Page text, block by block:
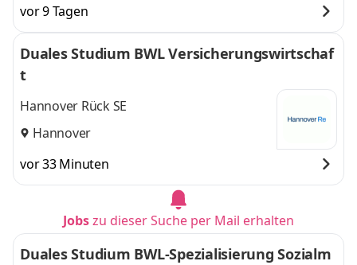
vor 9 Tagen
Duales Studium BWL Versicherungswirtschaf
t
Hannover Rück SE
Hannover
vor 33 Minuten
Jobszu dieser Suche per Mail erhalten
Duales Studium BWL-Spezialisierung Sozialm